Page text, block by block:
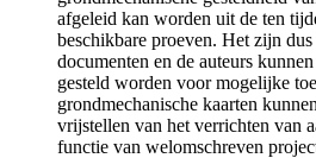
afgeleid kan worden uit de ten
beschikbare proeven. Het zijn
documenten en de auteurs
gesteld worden voor mogelijke
grondmechanische kaarten
vrijstellen van het verrichten van
functie van welomschreven